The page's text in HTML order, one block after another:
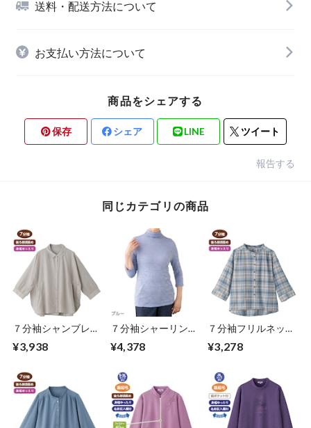
送料・配送方法について
お支払い方法について
商品をシェアする
保存 シェア LINE ツイート
報告する
同じカテゴリの商品
７分袖シャンブレー
ブラウス（婦人）
¥3,938
７分袖シャーリング
Ｔシャツ（婦人）
¥4,378
７分袖フリルネック
ブラウス（婦人）
¥3,278